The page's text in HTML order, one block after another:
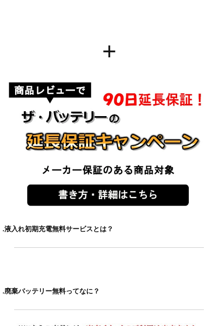
+
.液入れ初期充電無料サービスとは？
.廃棄バッテリー無料ってなに？